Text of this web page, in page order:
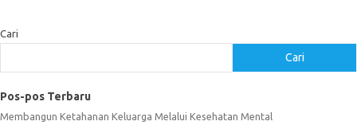
Cari
Cari
Pos-pos Terbaru
Membangun Ketahanan Keluarga Melalui Kesehatan Mental